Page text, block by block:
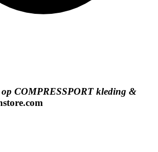
COMPRESSPORT kleding &